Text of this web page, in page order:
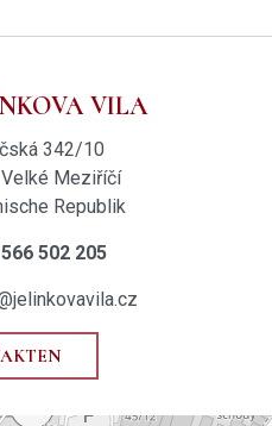
VILA
342/10
Meziříčí
Republik
566 502 205